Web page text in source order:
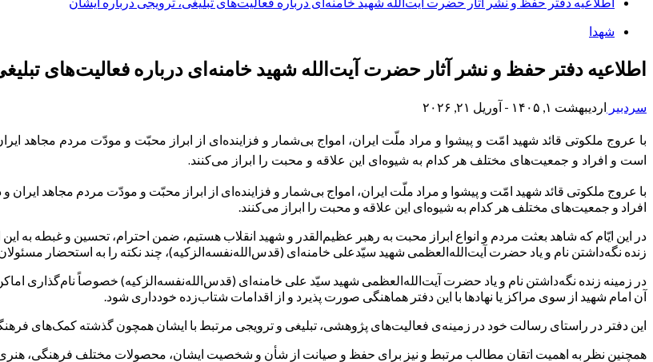
شهدا
اطلاعیه دفتر حفظ و نشر آثار حضرت آیت‌الله شهید خامنه‌ای درباره فعالیت‌های
سردبیر اردیبهشت ۱, ۱۴۰۵ - آوریل ۲۱, ۲۰۲۶
با عروج ملکوتی قائد شهید امّت و پیشوا و مراد ملّت ایران، امواج بی‌شمار و فزاینده‌ای از ابراز محبّت و مودّت مردم مجاهد
است و افراد و جمعیت‌های مختلف هر کدام به شیوه‌ای این علاقه و محبت را ابراز می‌کنند.
با عروج ملکوتی قائد شهید امّت و پیشوا و مراد ملّت ایران، امواج بی‌شمار و فزاینده‌ای از ابراز محبّت و مودّت مردم مجاهد
افراد و جمعیت‌های مختلف هر کدام به شیوه‌ای این علاقه و محبت را ابراز می‌کنند.
در این ایّام که شاهد بعثت مردم و انواع ابراز محبت به رهبر عظیم‌القدر و شهید انقلاب هستیم، ضمن احترام، تحسین و غبطه به
زنده نگه‌داشتن نام و یاد حضرت‌ آیت‌الله‌العظمی‌ شهید سیّدعلی خامنه‌ای‌ (قدس‌الله‌نفسه‌الزکیه)، چند نکته را به استحضار
در زمینه‌ زنده نگه‌داشتن نام و یاد حضرت‌ آیت‌الله‌العظمی‌ شهید سیّد علی خامنه‌ای‌ (قدس‌الله‌نفسه‌الزکیه) خصوصاً نام‌گذاری
آن امام شهید از سوی مراکز یا نهادها با این دفتر هماهنگی صورت پذیرد و از اقدامات شتاب‌زده خودداری شود.
این دفتر در راستای رسالت خود در زمینه‌ی فعالیت‌های پژوهشی، تبلیغی و ترویجی مرتبط با ایشان همچون گذشته کمک‌های
همچنین نظر به اهمیت اتقان مطالب مرتبط و نیز برای حفظ و صیانت از شأن و شخصیت ایشان، محصولات مختلف فرهنگی، هنری